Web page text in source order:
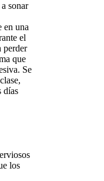
sonar
en una
el
perder
que
Se
días
los